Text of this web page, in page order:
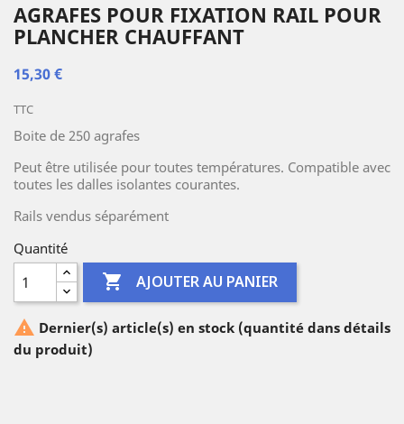
AGRAFES POUR FIXATION RAIL POUR
PLANCHER CHAUFFANT
15,30 €
TTC
Boite de 250 agrafes
Peut être utilisée pour toutes températures. Compatible avec
toutes les dalles isolantes courantes.
Rails vendus séparément
Quantité
 AJOUTER AU PANIER
 Dernier(s) article(s) en stock (quantité dans détails
du produit)